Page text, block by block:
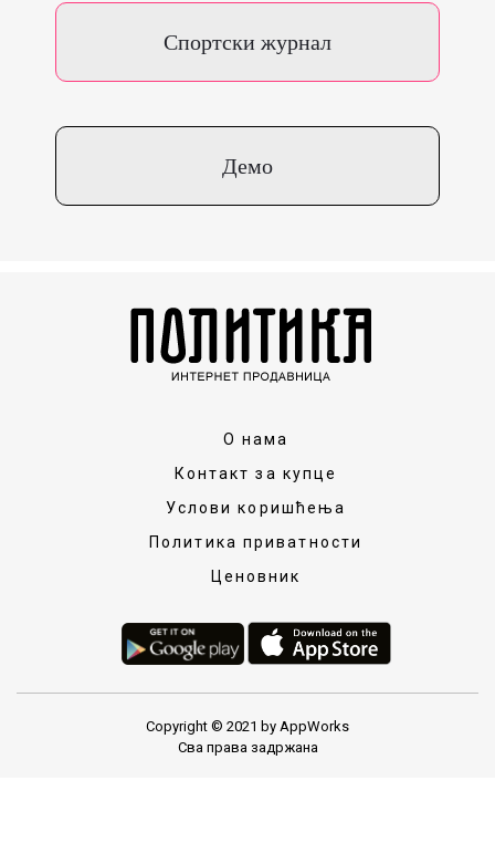
Спортски журнал
Демо
О нама
Контакт за купце
Услови коришћења
Политика приватности
Ценовник
Copyright © 2021 by AppWorks
Сва права задржана